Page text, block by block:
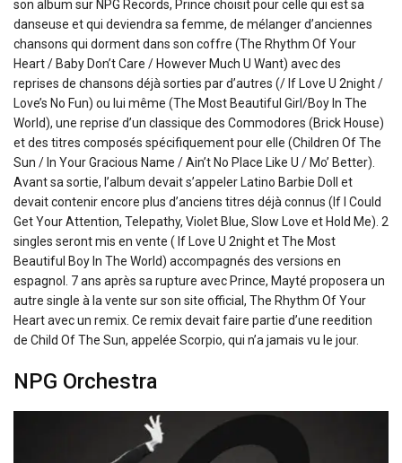
son album sur NPG Records, Prince choisit pour celle qui est sa
danseuse et qui deviendra sa femme, de mélanger d’anciennes
chansons qui dorment dans son coffre (The Rhythm Of Your
Heart / Baby Don’t Care / However Much U Want) avec des
reprises de chansons déjà sorties par d’autres (/ If Love U 2night /
Love’s No Fun) ou lui même (The Most Beautiful Girl/Boy In The
World), une reprise d’un classique des Commodores (Brick House)
et des titres composés spécifiquement pour elle (Children Of The
Sun / In Your Gracious Name / Ain’t No Place Like U / Mo’ Better).
Avant sa sortie, l’album devait s’appeler Latino Barbie Doll et
devait contenir encore plus d’anciens titres déjà connus (If I Could
Get Your Attention, Telepathy, Violet Blue, Slow Love et Hold Me). 2
singles seront mis en vente ( If Love U 2night et The Most
Beautiful Boy In The World) accompagnés des versions en
espagnol. 7 ans après sa rupture avec Prince, Mayté proposera un
autre single à la vente sur son site official, The Rhythm Of Your
Heart avec un remix. Ce remix devait faire partie d’une reedition
de Child Of The Sun, appelée Scorpio, qui n’a jamais vu le jour.
NPG Orchestra